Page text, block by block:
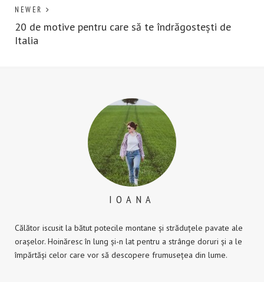
NEWER
post:
20 de motive pentru care să te îndrăgostești de
Italia
IOANA
Călător iscusit la bătut potecile montane și străduțele pavate ale
orașelor. Hoinăresc în lung și-n lat pentru a strânge doruri și a le
împărtăși celor care vor să descopere frumusețea din lume.